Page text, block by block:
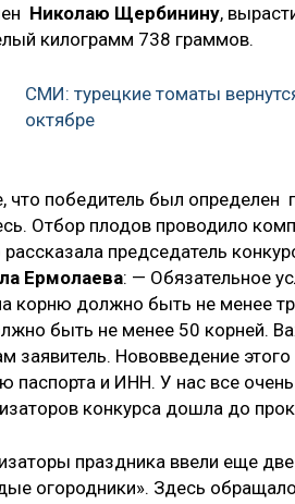
Николаю Щербинину,
килограмм 738 граммов.
СМИ: турецкие томаты
октябре
что победитель был
Отбор плодов проводило
председатель
Ермолаева: — Обязательное
корню должно быть не менее
быть не менее 50 корней.
заявитель. Нововведение
паспорта и ИНН. У нас все
конкурса дошла до
праздника ввели еще
огородники». Здесь